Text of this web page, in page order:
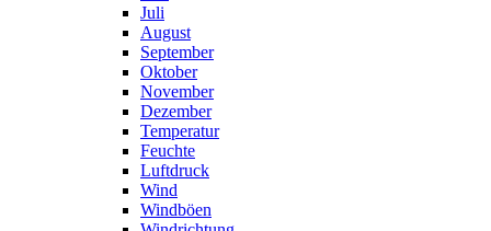
Juli
August
September
Oktober
November
Dezember
Temperatur
Feuchte
Luftdruck
Wind
Windböen